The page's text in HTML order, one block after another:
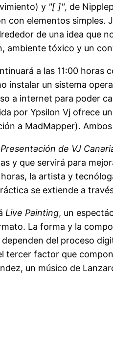
y "[ ]", de
con elementos
de una idea que
ambiente tóxico y un
a las 11:00 horas
instalar un sistema
a internet para poder
por Ypsilon Vj ofrece
a MadMapper).
de VJ
y que servirá para
la artista y
se extiende a
Live Painting, un
La forma y la
del proceso
factor que
un músico de